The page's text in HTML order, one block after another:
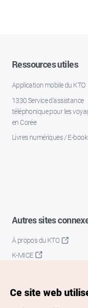
Ressources utiles
Application mobile du KTO
1330 Service d'assistance
téléphonique pour les
en Corée
Livres numériques / E-
Autres sites
À propos du KTO
K-MICE
Ce site web